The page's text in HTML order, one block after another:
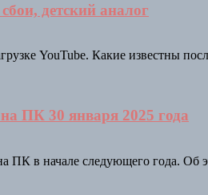
детский аналог
YouTube. Какие известны
ПК 30 января 2025 года
ПК в начале следующего года. Об